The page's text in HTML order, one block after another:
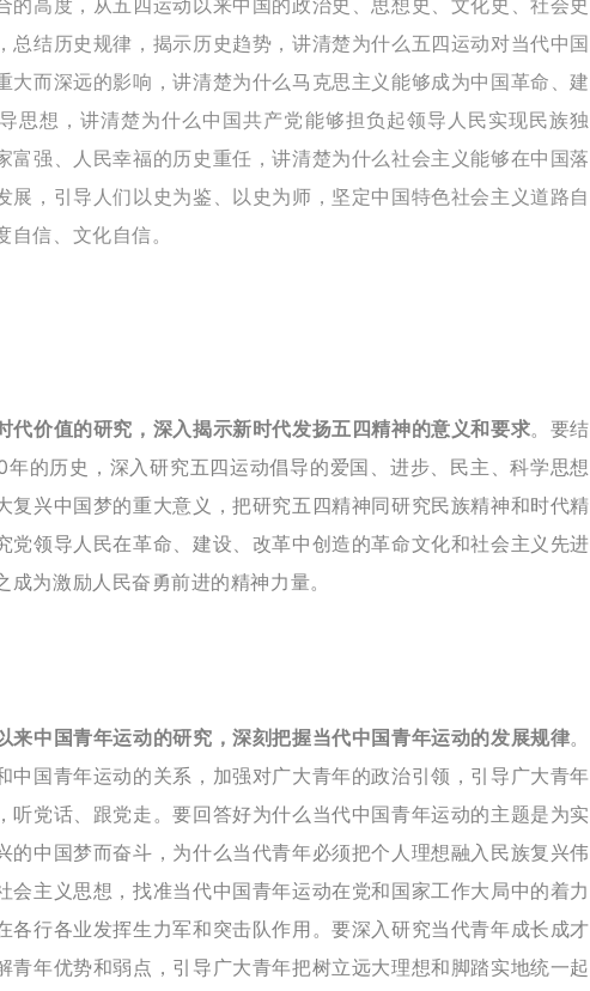
的高度，从五四运动以来中国的政治史、思想史、文化史、社会史
总结历史规律，揭示历史趋势，讲清楚为什么五四运动对当代中国
大而深远的影响，讲清楚为什么马克思主义能够成为中国革命、建
思想，讲清楚为什么中国共产党能够担负起领导人民实现民族独
富强、人民幸福的历史重任，讲清楚为什么社会主义能够在中国落
展，引导人们以史为鉴、以史为师，坚定中国特色社会主义道路自
信、文化自信。
代价值的研究，深入揭示新时代发扬五四精神的意义和要求。 要结
年的历史，深入研究五四运动倡导的爱国、进步、民主、科学思想
复兴中国梦的重大意义，把研究五四精神同研究民族精神和时代精
党领导人民在革命、建设、改革中创造的革命文化和社会主义先进
成为激励人民奋勇前进的精神力量。
来中国青年运动的研究，深刻把握当代中国青年运动的发展规律。
中国青年运动的关系，加强对广大青年的政治引领，引导广大青年
听党话、跟党走。要回答好为什么当代中国青年运动的主题是为实
的中国梦而奋斗，为什么当代青年必须把个人理想融入民族复兴伟
会主义思想，找准当代中国青年运动在党和国家工作大局中的着力
各行各业发挥生力军和突击队作用。要深入研究当代青年成长成才
青年优势和弱点，引导广大青年把树立远大理想和脚踏实地统一起